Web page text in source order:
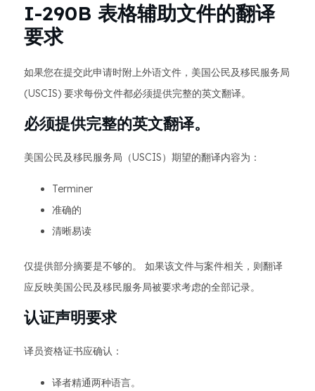
I-290B 表格辅助文件的翻译
要求
如果您在提交此申请时附上外语文件，美国公民及移民服务局
(USCIS) 要求每份文件都必须提供完整的英文翻译。
必须提供完整的英文翻译。
美国公民及移民服务局（USCIS）期望的翻译内容为：
Terminer
准确的
清晰易读
仅提供部分摘要是不够的。 如果该文件与案件相关，则翻译
应反映美国公民及移民服务局被要求考虑的全部记录。
认证声明要求
译员资格证书应确认：
译者精通两种语言。